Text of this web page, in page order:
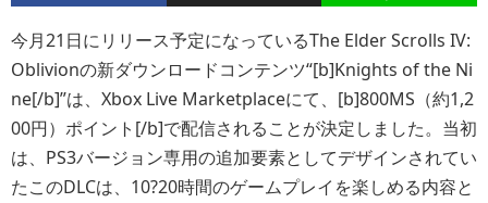
今月21日にリリース予定になっているThe Elder Scrolls IV:
Oblivionの新ダウンロードコンテンツ“[b]Knights of the Ni
ne[/b]”は、Xbox Live Marketplaceにて、[b]800MS（約1,2
00円）ポイント[/b]で配信されることが決定しました。当初
は、PS3バージョン専用の追加要素としてデザインされてい
たこのDLCは、10?20時間のゲームプレイを楽しめる内容と